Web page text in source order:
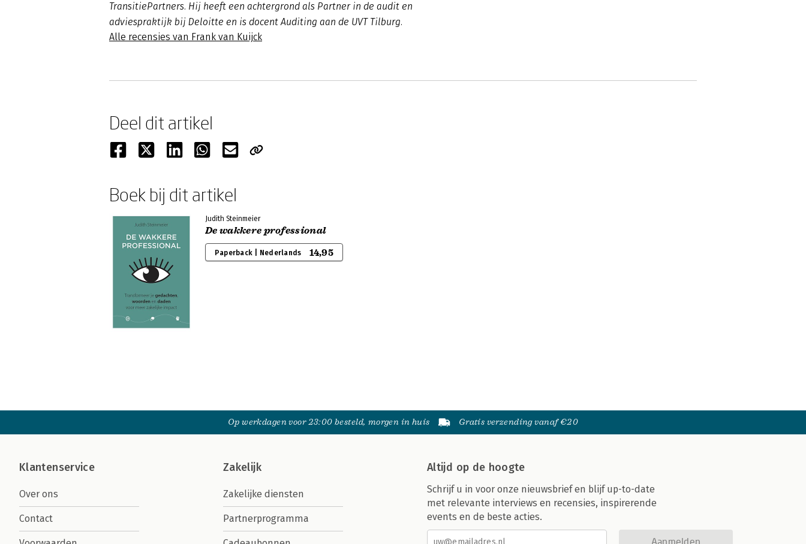
TransitiePartners. Hij heeft een achtergrond als Partner in de audit en
adviespraktijk bij Deloitte en is docent Auditing aan de UVT Tilburg.
Alle recensies van Frank van Kuijck
Deel dit artikel
Boek bij dit artikel
Judith Steinmeier
De wakkere professional
Paperback | Nederlands 14,95
Op werkdagen voor 23:00 besteld, morgen in huis Gratis verzending vanaf €20
Klantenservice
Over ons
Contact
Zakelijk
Zakelijke diensten
Partnerprogramma
Altijd op de hoogte
Schrijf u in voor onze nieuwsbrief en blijf up-to-date
met relevante interviews en recensies, inspirerende
events en de beste acties.
Aanmelden